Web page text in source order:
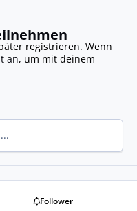
registrieren. Wenn
an, um mit deinem
Follower